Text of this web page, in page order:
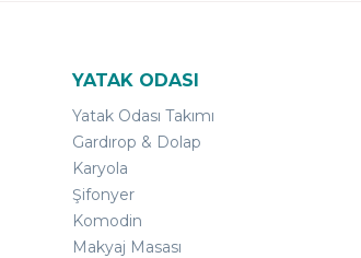
YATAK ODASI
Yatak Odası Takımı
Gardırop & Dolap
Karyola
Şifonyer
Komodin
Makyaj Masası